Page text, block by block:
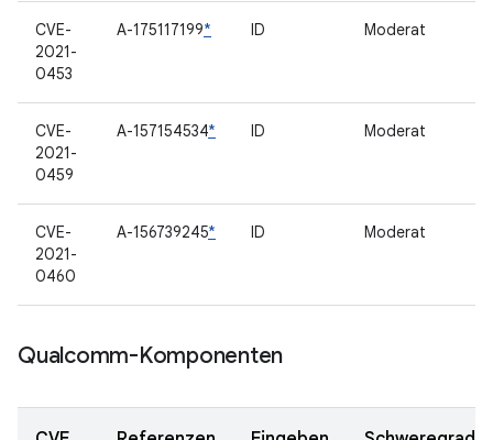
CVE-
2021-
0453
A-175117199* ID Moderat
CVE-
2021-
0459
A-157154534* ID Moderat
CVE-
2021-
0460
A-156739245* ID Moderat
Qualcomm-Komponenten